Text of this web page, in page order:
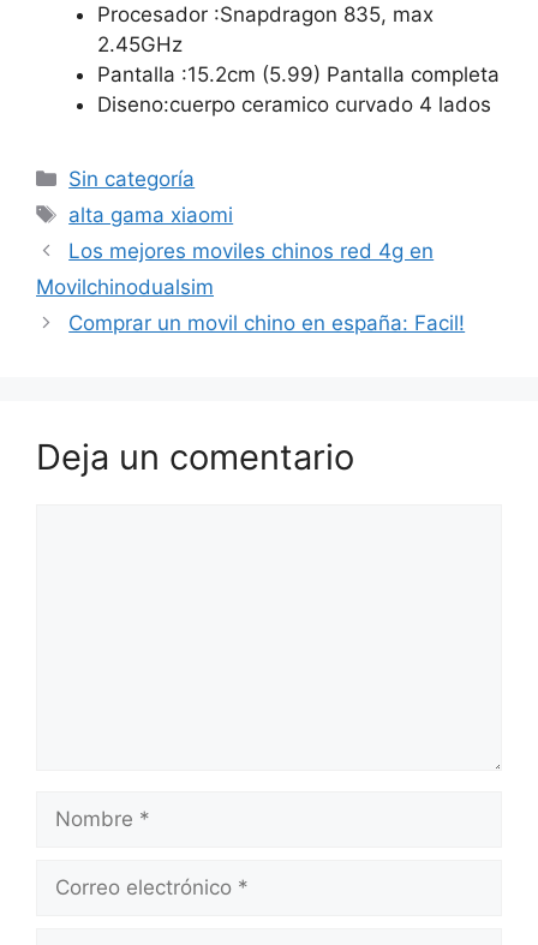
Procesador :Snapdragon 835, max
2.45GHz
Pantalla :15.2cm (5.99) Pantalla completa
Diseno:cuerpo ceramico curvado 4 lados
Categorías
Sin categoría
Etiquetas
alta gama xiaomi
Los mejores moviles chinos red 4g en
Movilchinodualsim
Comprar un movil chino en españa: Facil!
Deja un comentario
electrónico